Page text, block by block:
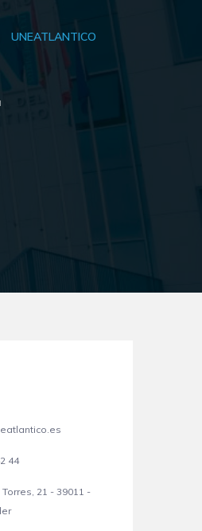
UNEATLANTICO
44
21 - 39011 -